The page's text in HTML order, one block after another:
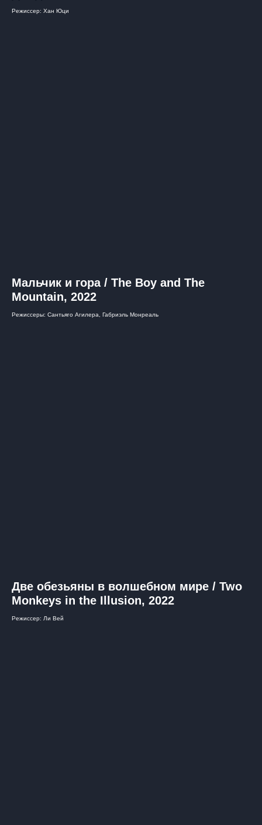
Режиссер: Хан Юци
Мальчик и гора / The Boy and The
Mountain, 2022
Режиссеры: Сантьяго Агилера, Габриэль Монреаль
Две обезьяны в волшебном мире / Two
Monkeys in the Illusion, 2022
Режиссер: Ли Вей